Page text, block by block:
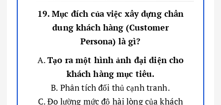
19. Mục đích của việc xây dựng chân
dung khách hàng (Customer
Persona) là gì?
A.Tạo ra một hình ảnh đại diện cho
khách hàng mục tiêu.
B. Phân tích đối thủ cạnh tranh.
C. Đo lường mức độ hài lòng của khách